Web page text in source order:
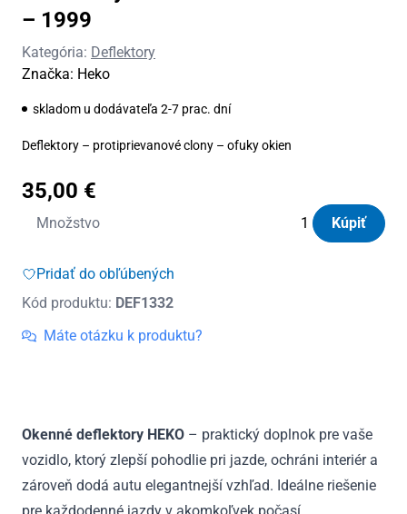
– 1999
Kategória: Deflektory
Značka: Heko
skladom u dodávateľa 2-7 prac. dní
Deflektory – protiprievanové clony – ofuky okien
35,00 €
Množstvo
množstvo
Heko
400
5D
Kúpiť
Pridať do obľúbených
Kód produktu: DEF1332
Máte otázku k produktu?
Okenné deflektory HEKO – praktický doplnok pre vaše
vozidlo, ktorý zlepší pohodlie pri jazde, ochráni interiér a
zároveň dodá autu elegantnejší vzhľad. Ideálne riešenie
pre každodenné jazdy v akomkoľvek počasí.